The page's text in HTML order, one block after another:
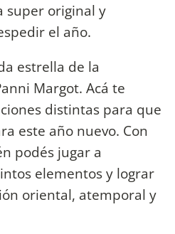
super original y
el año.
estrella de la
Margot. Acá te
distintas para que
este año nuevo. Con
podés jugar a
elementos y lograr
oriental, atemporal y